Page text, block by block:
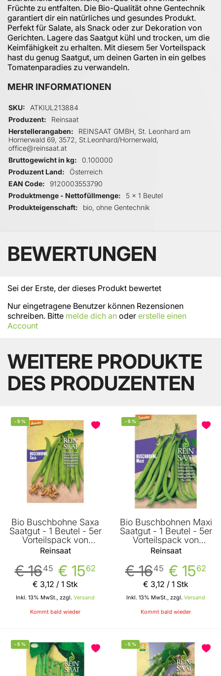
Früchte zu entfalten. Die Bio-Qualität ohne Gentechnik
garantiert dir ein natürliches und gesundes Produkt.
Perfekt für Salate, als Snack oder zur Dekoration von
Gerichten. Lagere das Saatgut kühl und trocken, um die
Keimfähigkeit zu erhalten. Mit diesem 5er Vorteilspack
hast du genug Saatgut, um deinen Garten in ein gelbes
Tomatenparadies zu verwandeln.
MEHR INFORMATIONEN
Mehr Informationen
SKU
ATKIUL213884
Produzent
Reinsaat
Herstellerangaben
REINSAAT GMBH, St. Leonhard am
Hornerwald 69, 3572, St.Leonhard/Hornerwald,
office@reinsaat.at
Bruttogewicht in kg
0.100000
Produzent Land
Österreich
EAN Code
9120003553790
Produktmenge - Nettofüllmenge
5 x 1 Beutel
Produkteigenschaft
bio, ohne Gentechnik
BEWERTUNGEN
Sei der Erste, der dieses Produkt bewertet
Nur eingetragene Benutzer können Rezensionen
schreiben. Bitte melde dich an oder erstelle einen
Account
WEITERE PRODUKTE
DES PRODUZENTEN
-5 %
Bio Buschbohne Saxa
Saatgut - 1 Beutel - 5er
Vorteilspack von
Reinsaat
Reinsaat
€ 1562
€ 1645
Inkl. 13% MwSt., zzgl. Versand
€ 3,12 / 1 Stk
Kommt bald wieder
-5 %
Bio Buschbohnen Maxi
Saatgut - 1 Beutel - 5er
Vorteilspack von
Reinsaat
Reinsaat
€ 1562
€ 1645
Inkl. 13% MwSt., zzgl. Versand
€ 3,12 / 1 Stk
Kommt bald wieder
-5 % -5 %